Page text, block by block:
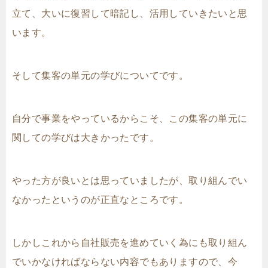
立て、大いに復習して暗記し、活用していきたいと思
います。
そして集客の単元の学びについてです。
自分で事業をやっているからこそ、この集客の単元に
関しての学びは大きかったです。
やった方が良いとは思っていましたが、取り組んでい
なかったというのが正直なところです。
しかしこれから自社販売を進めていく為にも取り組ん
でいかなければならない内容でもありますので、今